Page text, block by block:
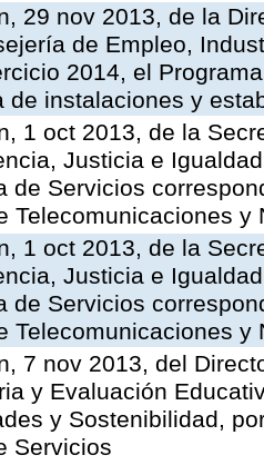
29 nov 2013, de la
de Empleo,
2014, el
de instalaciones y
1 oct 2013, de la
Justicia e
de Servicios
Telecomunicaciones y
1 oct 2013, de la
Justicia e
de Servicios
Telecomunicaciones y
7 nov 2013, del
y Evaluación
y Sostenibilidad,
Servicios